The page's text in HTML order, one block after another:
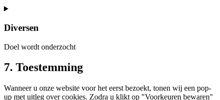
Consent
service
Diversen
Doel wordt onderzocht
Consent
to
diversen
7. Toestemming
Wanneer u onze website voor het eerst bezoekt, tonen wij een pop-
up met uitleg over cookies. Zodra u klikt op "Voorkeuren bewaren"